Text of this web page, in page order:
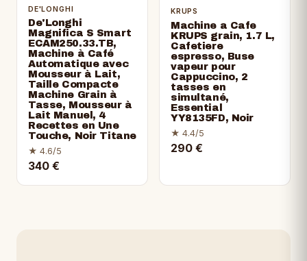
DE'LONGHI
De'Longhi
Magnifica S Smart
ECAM250.​33.​TB,
Machine à Café
Automatique avec
Mousseur à Lait,
Taille Compacte
Machine Grain à
Tasse, Mousseur à
Lait Manuel, 4
Recettes en Une
Touche, Noir Titane
★ 4.6/5
340 €
KRUPS
Machine a Cafe
KRUPS grain, 1.7 L,
Cafetiere
espresso, Buse
vapeur pour
Cappuccino, 2
tasses en
simultané,
Essential
YY8135FD, Noir
★ 4.4/5
290 €